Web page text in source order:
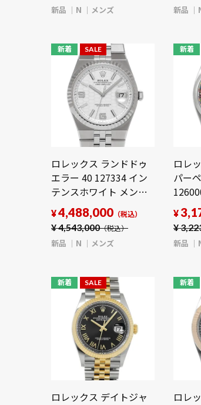
新品 N メンズ 新品
新着 SALE
ロレックス ランドドゥ
エラー 40 127334 イン
テンスホワイト メンズ
時計 【新品】
【wristwatch】
¥4,543,000（税込）
¥4,488,000 （税込）
新品 N メンズ
新着
ロレ
パー
ーフ
品】
¥
¥
新品
新着 SALE
ロレックス デイトジャ
新着
ロレ